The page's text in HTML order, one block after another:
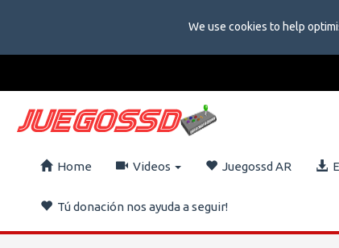
We use cookies to help
Home Videos Juegossd AR
Tú donación nos ayuda a seguir!